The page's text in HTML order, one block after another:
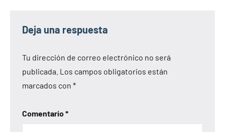
Deja una respuesta
Tu dirección de correo electrónico no será
publicada. Los campos obligatorios están
marcados con *
Comentario*